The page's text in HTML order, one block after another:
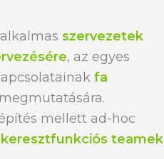
szervezetek
, az egyes
fa
mellett ad-hoc
keresztfunkciós teamek